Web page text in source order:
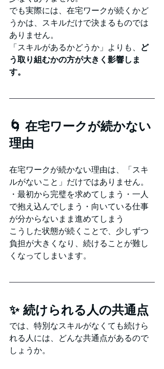
でも実際には、在宅ワークが続くかど
うかは、スキルだけで決まるものでは
ありません。
「スキルがあるかどうか」よりも、
ど
う取り組むかの方が大きく影響しま
す。
🌀 在宅ワークが続かない
理由
在宅ワークが続かない理由は、「スキ
ルがないこと」だけではありません。
・最初から完璧を求めてしまう・一人
で抱え込んでしまう・向いている仕事
が分からないまま進めてしまう
こうした状態が続くことで、少しずつ
負担が大きくなり、続けることが難し
くなってしまいます。
✨ 続けられる人の共通点
では、特別なスキルがなくても続けら
れる人には、どんな共通点があるので
しょうか。